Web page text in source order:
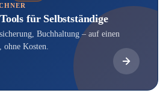
für Selbstständige
Buchhaltung – auf einen
Kosten.